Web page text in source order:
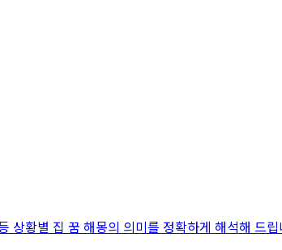
상황별 집 꿈 해몽의 의미를 정확하게 해석해 드